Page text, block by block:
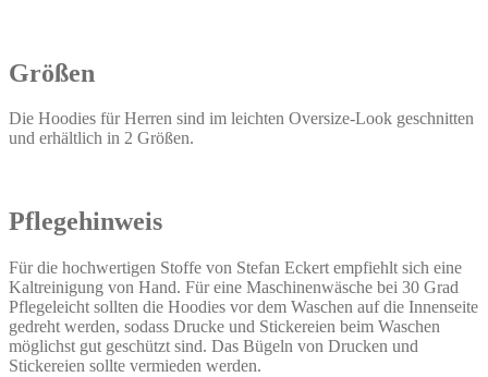
Größen
Die Hoodies für Herren sind im leichten Oversize-Look geschnitten
und erhältlich in 2 Größen.
Pflegehinweis
Für die hochwertigen Stoffe von Stefan Eckert empfiehlt sich eine
Kaltreinigung von Hand. Für eine Maschinenwäsche bei 30 Grad
Pflegeleicht sollten die Hoodies vor dem Waschen auf die Innenseite
gedreht werden, sodass Drucke und Stickereien beim Waschen
möglichst gut geschützt sind. Das Bügeln von Drucken und
Stickereien sollte vermieden werden.